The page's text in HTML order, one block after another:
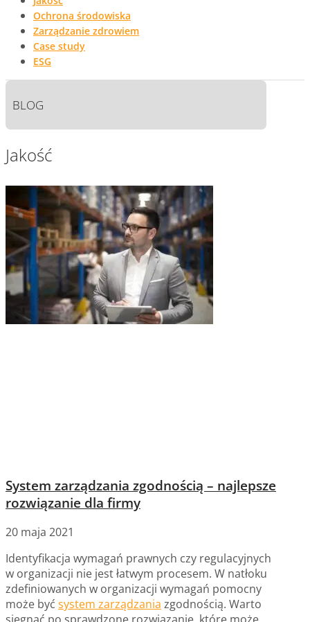
Ochrona środowiska
Zarządzanie zdrowiem
Case study
ESG
BLOG
Jakość
System zarządzania zgodnością – najlepsze
rozwiązanie dla firmy
20 maja 2021
Identyfikacja wymagań prawnych czy regulacyjnych
w organizacji nie jest łatwym procesem. W natłoku
zdefiniowanych w organizacji wymagań pomocny
może być system zarządzania zgodnością. Warto